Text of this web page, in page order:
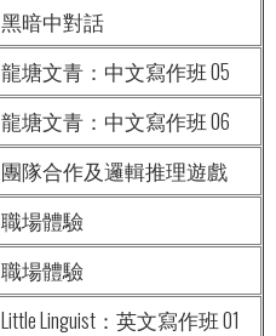
黑暗中對話
龍塘文青：中文寫作班 05
龍塘文青：中文寫作班 06
團隊合作及邏輯推理遊戲
職場體驗
職場體驗
Little Linguist：英文寫作班 01